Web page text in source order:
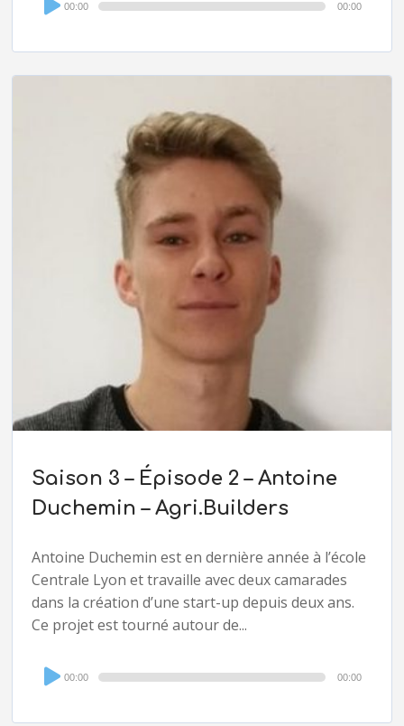
Player
00:00 00:00
Saison 3 – Épisode 2 – Antoine
Duchemin – Agri.Builders
Antoine Duchemin est en dernière année à l’école
Centrale Lyon et travaille avec deux camarades
dans la création d’une start-up depuis deux ans.
Ce projet est tourné autour de...
Audio
Player
00:00 00:00